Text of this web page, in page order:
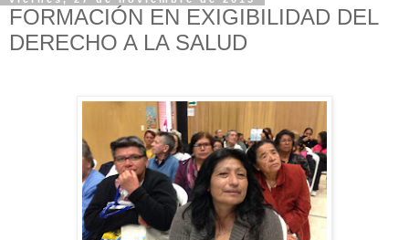
FORMACIÓN EN EXIGIBILIDAD DEL
DERECHO A LA SALUD